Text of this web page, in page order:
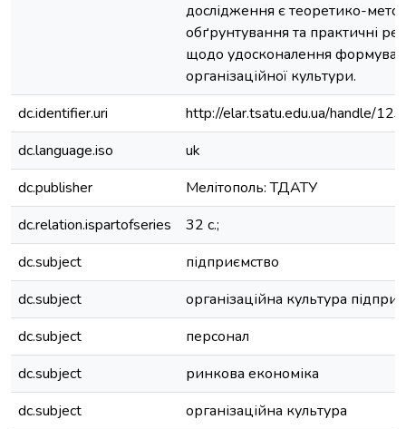
дослідження є теоретико-
обґрунтування та практичні
щодо удосконалення
організаційної культури.
dc.identifier.uri
http://elar.tsatu.edu.ua/handle/
dc.language.iso
uk
dc.publisher
Мелітополь: ТДАТУ
dc.relation.ispartofseries
32 с.;
dc.subject
підприємство
dc.subject
організаційна культура
dc.subject
персонал
dc.subject
ринкова економіка
dc.subject
організаційна культура